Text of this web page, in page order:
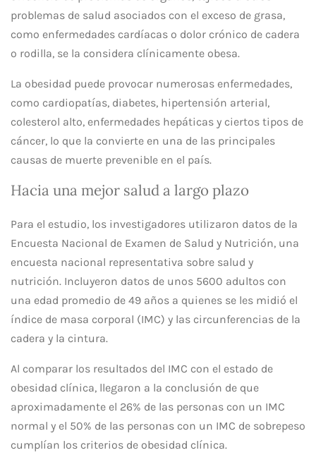
problemas de salud asociados con el exceso de grasa,
como enfermedades cardíacas o dolor crónico de cadera
o rodilla, se la considera clínicamente obesa.
La obesidad puede provocar numerosas enfermedades,
como cardiopatías, diabetes, hipertensión arterial,
colesterol alto, enfermedades hepáticas y ciertos tipos de
cáncer, lo que la convierte en una de las principales
causas de muerte prevenible en el país.
Hacia una mejor salud a largo plazo
Para el estudio, los investigadores utilizaron datos de la
Encuesta Nacional de Examen de Salud y Nutrición, una
encuesta nacional representativa sobre salud y
nutrición. Incluyeron datos de unos 5600 adultos con
una edad promedio de 49 años a quienes se les midió el
índice de masa corporal (IMC) y las circunferencias de la
cadera y la cintura.
Al comparar los resultados del IMC con el estado de
obesidad clínica, llegaron a la conclusión de que
aproximadamente el 26% de las personas con un IMC
normal y el 50% de las personas con un IMC de sobrepeso
cumplían los criterios de obesidad clínica.